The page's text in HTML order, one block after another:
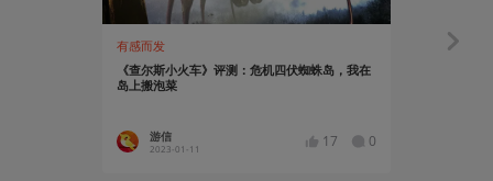
有感而发
《查尔斯小火车》评测：危机四伏蜘蛛岛，我在
岛上搬泡菜
游信
2023-01-11 17 0